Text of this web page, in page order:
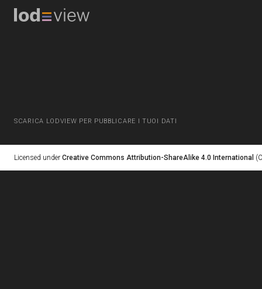
SCARICA LODVIEW PER PUBBLICARE I TUOI DATI
Licensed under Creative Commons Attribution-ShareAlike 4.0 International